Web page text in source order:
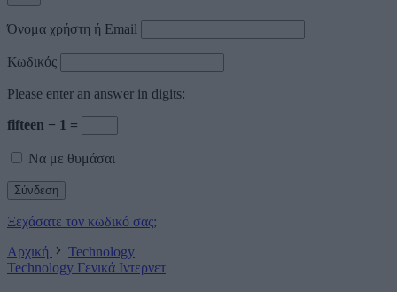
Όνομα χρήστη ή Email
Κωδικός
Please enter an answer in digits:
fifteen − 1 =
Να με θυμάσαι
Ξεχάσατε τον κωδικό σας;
Αρχική
Technology
Technology Γενικά Ιντερνετ